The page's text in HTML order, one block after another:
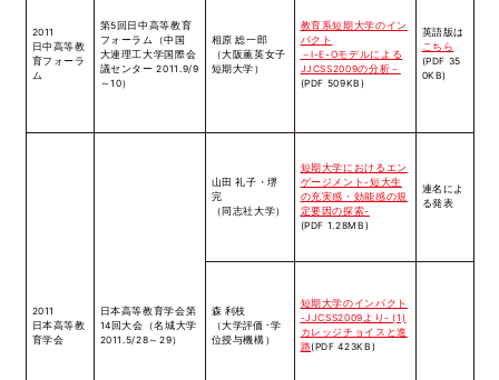
2011
日中高等教
育フォーラ
ム
第5回日中高等教育
フォーラム（中国
大連理工大学国際会
議センター 2011.9/9
～10）
相原 総一郎
（大阪薫英女子
短期大学）
教育系短期大学のイン
パクト
－I-E-Oモデルによる
JJCSS2009の分析－
(PDF 509KB)
英語版は
こちら
(PDF 35
0KB)
2011
日本高等教
育学会
日本高等教育学会第
14回大会（名城大学
2011.5/28～29）
山田 礼子・堺
完
（同志社大学）
短期大学におけるエン
ゲージメント-短大生
の充実感・効能感の規
定要因の探索-
(PDF 1.28MB)
連名によ
る発表
森 利枝
（大学評価･学
位授与機構）
短期大学のインパクト
-JJCSS2009より- (1)
カレッジチョイスと進
路(PDF 423KB)